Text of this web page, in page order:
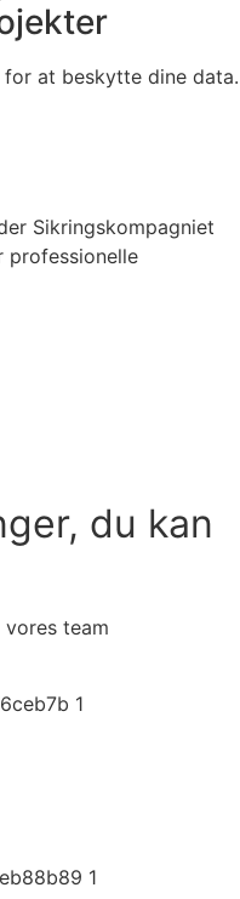
at beskytte dine data.
Sikringskompagniet
professionelle
du kan
team